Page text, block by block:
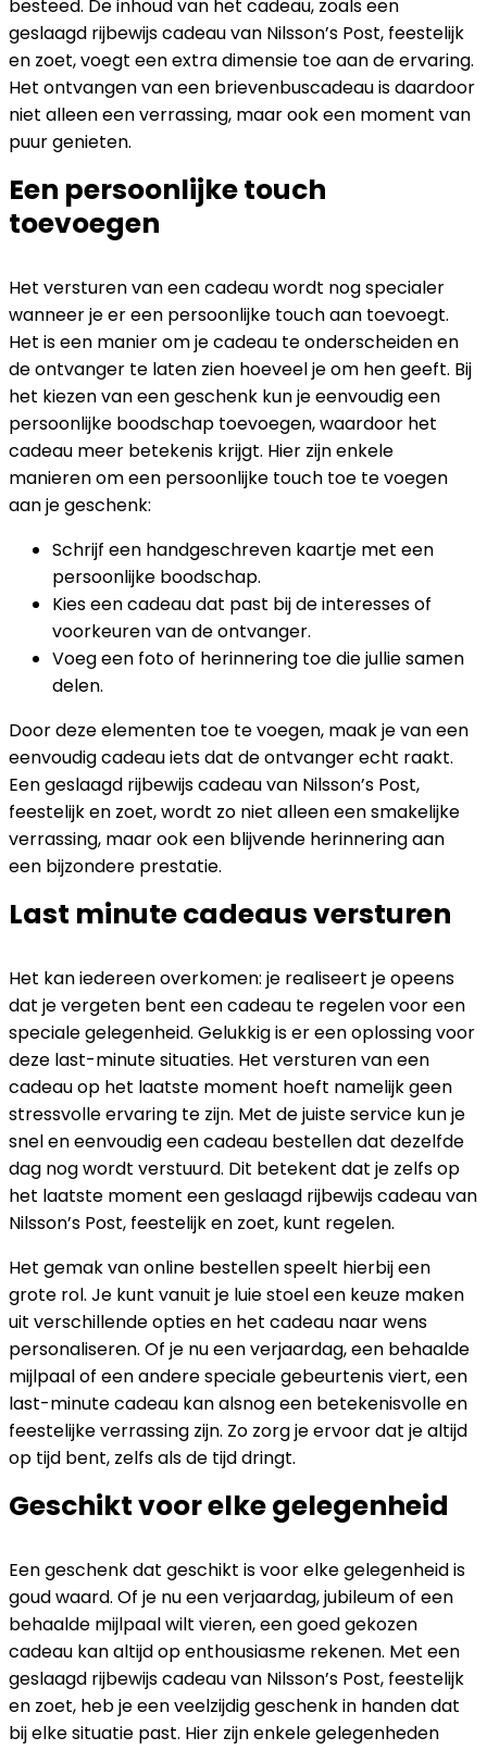
besteed. De inhoud van het cadeau, zoals een
geslaagd rijbewijs cadeau van Nilsson’s Post, feestelijk
en zoet, voegt een extra dimensie toe aan de ervaring.
Het ontvangen van een brievenbuscadeau is daardoor
niet alleen een verrassing, maar ook een moment van
puur genieten.
Een persoonlijke touch
toevoegen
Het versturen van een cadeau wordt nog specialer
wanneer je er een persoonlijke touch aan toevoegt.
Het is een manier om je cadeau te onderscheiden en
de ontvanger te laten zien hoeveel je om hen geeft. Bij
het kiezen van een geschenk kun je eenvoudig een
persoonlijke boodschap toevoegen, waardoor het
cadeau meer betekenis krijgt. Hier zijn enkele
manieren om een persoonlijke touch toe te voegen
aan je geschenk:
Schrijf een handgeschreven kaartje met een
persoonlijke boodschap.
Kies een cadeau dat past bij de interesses of
voorkeuren van de ontvanger.
Voeg een foto of herinnering toe die jullie samen
delen.
Door deze elementen toe te voegen, maak je van een
eenvoudig cadeau iets dat de ontvanger echt raakt.
Een geslaagd rijbewijs cadeau van Nilsson’s Post,
feestelijk en zoet, wordt zo niet alleen een smakelijke
verrassing, maar ook een blijvende herinnering aan
een bijzondere prestatie.
Last minute cadeaus versturen
Het kan iedereen overkomen: je realiseert je opeens
dat je vergeten bent een cadeau te regelen voor een
speciale gelegenheid. Gelukkig is er een oplossing voor
deze last-minute situaties. Het versturen van een
cadeau op het laatste moment hoeft namelijk geen
stressvolle ervaring te zijn. Met de juiste service kun je
snel en eenvoudig een cadeau bestellen dat dezelfde
dag nog wordt verstuurd. Dit betekent dat je zelfs op
het laatste moment een geslaagd rijbewijs cadeau van
Nilsson’s Post, feestelijk en zoet, kunt regelen.
Het gemak van online bestellen speelt hierbij een
grote rol. Je kunt vanuit je luie stoel een keuze maken
uit verschillende opties en het cadeau naar wens
personaliseren. Of je nu een verjaardag, een behaalde
mijlpaal of een andere speciale gebeurtenis viert, een
last-minute cadeau kan alsnog een betekenisvolle en
feestelijke verrassing zijn. Zo zorg je ervoor dat je altijd
op tijd bent, zelfs als de tijd dringt.
Geschikt voor elke gelegenheid
Een geschenk dat geschikt is voor elke gelegenheid is
goud waard. Of je nu een verjaardag, jubileum of een
behaalde mijlpaal wilt vieren, een goed gekozen
cadeau kan altijd op enthousiasme rekenen. Met een
geslaagd rijbewijs cadeau van Nilsson’s Post, feestelijk
en zoet, heb je een veelzijdig geschenk in handen dat
bij elke situatie past. Hier zijn enkele gelegenheden